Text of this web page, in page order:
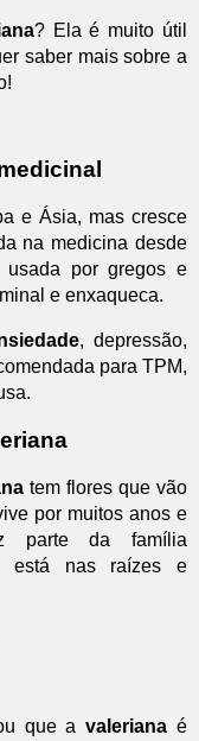
? Ela é muito útil
saber mais sobre a
e Ásia, mas cresce
na medicina desde
usada por gregos e
e enxaqueca.
, depressão,
para TPM,
tem flores que vão
por muitos anos e
parte da família
está nas raízes e
que avaleriana é